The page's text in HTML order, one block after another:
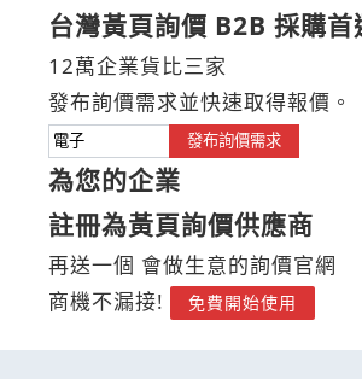
台灣黃頁詢價 B2B 採購首
12萬企業貨比三家
發布詢價需求並快速取得報價。
發布詢價需求
為您的企業
註冊為黃頁詢價供應商
再送一個 會做生意的詢價官網
商機不漏接!
免費開始使用